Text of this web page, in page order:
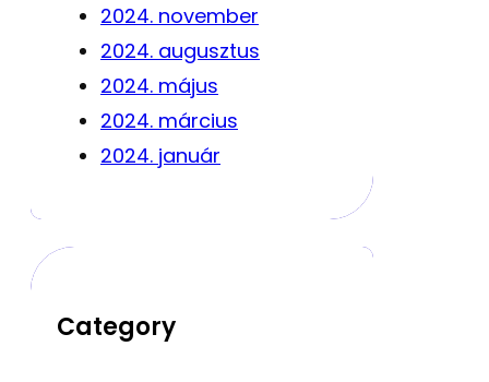
2024. november
2024. augusztus
2024. május
2024. március
2024. január
Category